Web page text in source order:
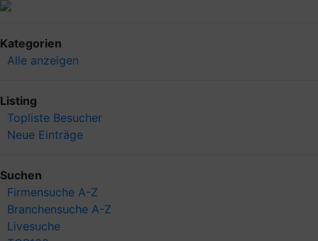
Kategorien
Alle anzeigen
Listing
Topliste Besucher
Neue Einträge
Suchen
Firmensuche A-Z
Branchensuche A-Z
Livesuche